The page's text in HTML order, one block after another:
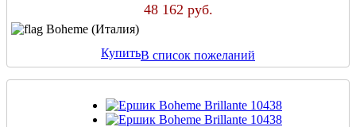
48 162 руб.
Boheme (Италия)
КупитьВ список пожеланий